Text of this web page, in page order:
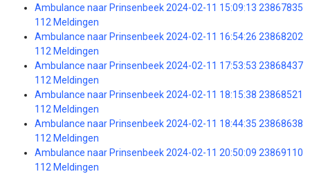
Ambulance naar Prinsenbeek 2024-02-11 15:09:13 23867835
112 Meldingen
Ambulance naar Prinsenbeek 2024-02-11 16:54:26 23868202
112 Meldingen
Ambulance naar Prinsenbeek 2024-02-11 17:53:53 23868437
112 Meldingen
Ambulance naar Prinsenbeek 2024-02-11 18:15:38 23868521
112 Meldingen
Ambulance naar Prinsenbeek 2024-02-11 18:44:35 23868638
112 Meldingen
Ambulance naar Prinsenbeek 2024-02-11 20:50:09 23869110
112 Meldingen